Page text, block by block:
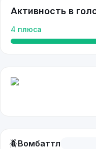
Активность в
4 плюса
🪲Вомбаттл